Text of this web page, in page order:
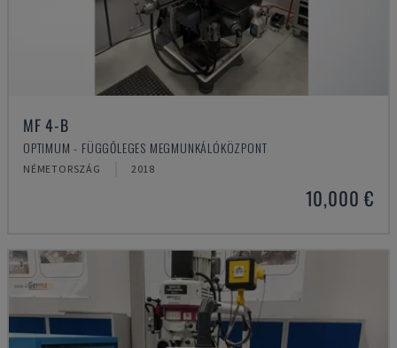
MF 4-B
OPTIMUM - FÜGGŐLEGES MEGMUNKÁLÓKÖZPONT
NÉMETORSZÁG 2018
10,000 €